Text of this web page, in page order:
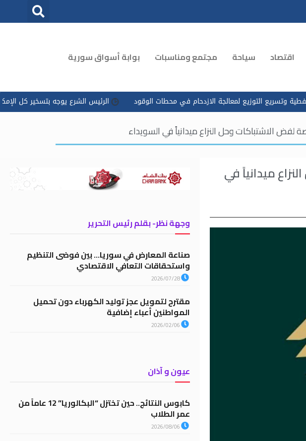
اقتصاد سياحة مجتمع ومناسبات بوابة أسواق سورية
لمعالجة الازدحام في محطات الوقود الرئيس الشرع يوجه بتسخير كل الإمكانات
الاشتباكات وحل النزاع ميدانياً في السويداء
ميدانياً في
وجهة نظر- بقلم رئيس التحرير
صناعة المعارض في سوريا… بين فوضى التنظيم
واستحقاقات التعافي الاقتصادي
2026/07/28
مقترح لتمويل عجز توليد الكهرباء دون تحميل
المواطنين أعباء إضافية
2026/02/06
عيون و آذان
كابوس النتائج.. حين تختزل “البكالوريا” 12 عاماً من
عمر الطلاب
2026/08/06